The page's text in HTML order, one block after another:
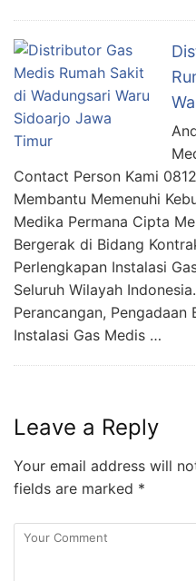
Contact Person Kami
Membantu Memenuhi
Medika Permana Cipta
Bergerak di Bidang
Perlengkapan Instalasi
Seluruh Wilayah
Perancangan, Pengadaan
Instalasi Gas Medis …
Leave a Reply
Your email address will
fields are marked *